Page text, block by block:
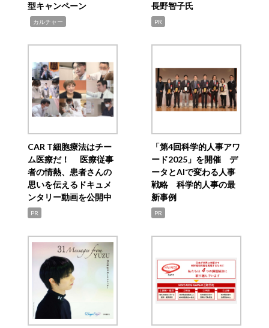
型キャンペーン
カルチャー
長野智子氏
PR
CAR T細胞療法はチー
ム医療だ！ 医療従事
者の情熱、患者さんの
思いを伝えるドキュメ
ンタリー動画を公開中
PR
「第4回科学的人事アワ
ード2025」を開催 デ
ータとAIで変わる人事
戦略 科学的人事の最
新事例
PR